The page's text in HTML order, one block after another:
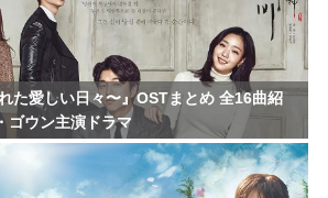
た愛しい日々〜』OSTまとめ 全16曲紹
ゴウン主演ドラマ